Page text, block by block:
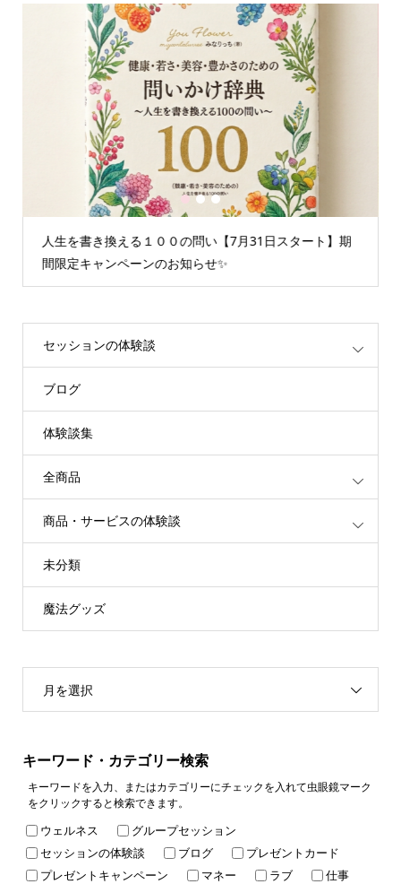
人生を書き換える１００の問い【7月31日スタート】期
間限定キャンペーンのお知らせ✨
2 3
セッションの体験談
ブログ
体験談集
全商品
商品・サービスの体験談
未分類
魔法グッズ
月を選択
キーワード・カテゴリー検索
キーワードを入力、またはカテゴリーにチェックを入れて虫眼鏡マーク
をクリックすると検索できます。
ウェルネス
グループセッション
セッションの体験談
ブログ
プレゼントカード
プレゼントキャンペーン
マネー ラブ
仕事